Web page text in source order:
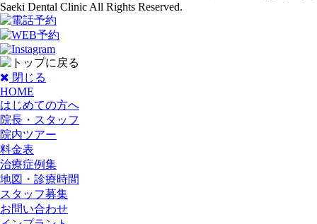
Saeki Dental Clinic All Rights Reserved.
閉じる
HOME
はじめての方へ
院長・スタッフ
院内ツアー
料金表
治療症例集
地図・診療時間
スタッフ募集
お問い合わせ